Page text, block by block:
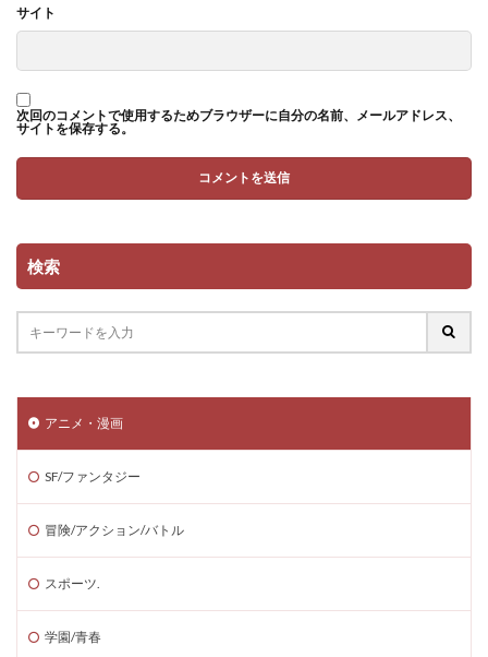
サイト
次回のコメントで使用するためブラウザーに自分の名前、メールアドレス、
サイトを保存する。
検索
アニメ・漫画
SF/ファンタジー
冒険/アクション/バトル
スポーツ.
学園/青春